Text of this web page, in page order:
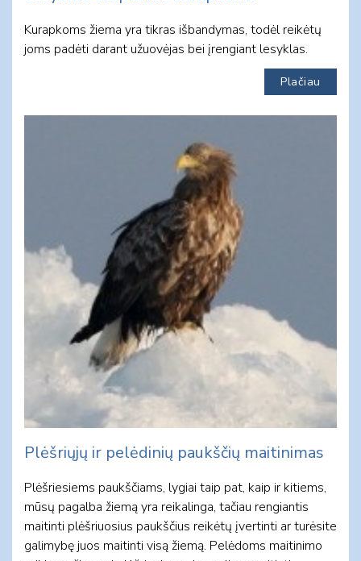
Kurapkoms žiema yra tikras išbandymas, todėl reikėtų
joms padėti darant užuovėjas bei įrengiant lesyklas.
Plačiau
Plėšriųjų ir pelėdinių paukščių maitinimas
Plėšriesiems paukščiams, lygiai taip pat, kaip ir kitiems,
mūsų pagalba žiemą yra reikalinga, tačiau rengiantis
maitinti plėšriuosius paukščius reikėtų įvertinti ar turėsite
galimybę juos maitinti visą žiemą. Pelėdoms maitinimo